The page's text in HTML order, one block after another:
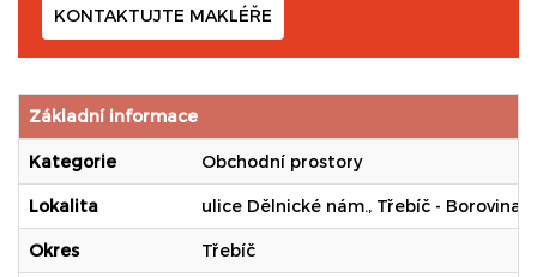
KONTAKTUJTE MAKLÉŘE
Základní informace
Kategorie Obchodní prostory
Lokalita ulice Dělnické nám., Třebíč - Borovina
Okres Třebíč